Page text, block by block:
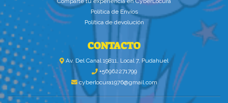
Política de Envíos
Política de devolución
CONTACTO
Av. Del Canal 19811, Local 7, Pudahuel
+56962271799
cyberlocura1976@gmail.com